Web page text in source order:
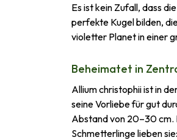
Es ist kein Zufall, dass
perfekte Kugel bilden,
violetter Planet in einer
Beheimatet in
Allium christophii ist in
seine Vorliebe für gut
Abstand von 20–30 cm.
Schmetterlinge lieben